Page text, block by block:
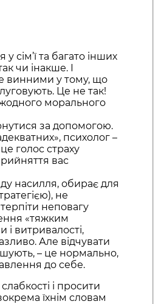
сім’ї та багато інших
чи інакше. І
винними у тому, що
Це не так!
жодного морального
за допомогою.
психолог –
голос страху
вас
насилля, обирає для
не
неповагу
«тяжким
витривалості,
Але відчувати
– це нормально,
до себе.
і просити
їхнім словам